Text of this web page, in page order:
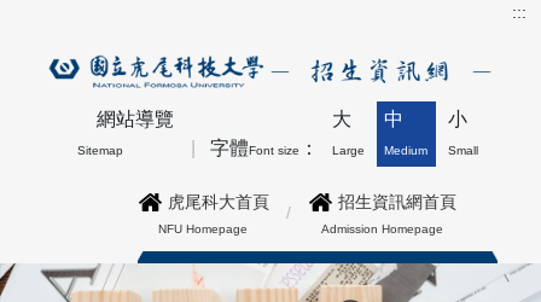
:::
網站導覽
Sitemap 字體Font size ：
大
Large
中
Medium
小
Small
虎尾科大首頁
NFU Homepage
招生資訊網首頁
Admission Homepage
博士班最新公告上方形象圖